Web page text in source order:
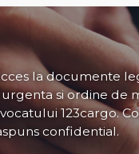
la documente
si ordine de
123cargo.
confidential.